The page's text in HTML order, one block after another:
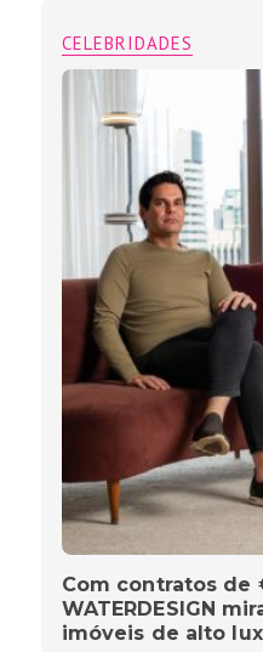
CELEBRIDADES
Com contratos de
WATERDESIGN
imóveis de alto